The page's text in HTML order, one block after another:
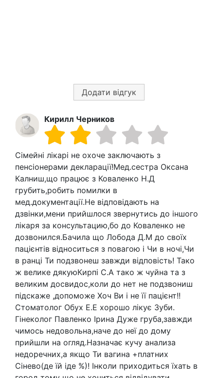
Додати відгук
Кирилл Черников
Сімейні лікарі не охоче заключають з
пенсіонерами декларації!Мед.сестра Оксана
Калниш,що працює з Коваленко Н.Д
грубить,робить помилки в
мед.документації.Не відповідають на
дзвінки,мени прийшлося звернутись до іншого
лікаря за консультацию,бо до Коваленко не
дозвонился.Бачила що Лобода Д.М до своїх
пацієнтів відноситься з повагою і Чи в ночі,Чи
в ранці Ти подзвонеш завжди відповість! Тако
ж велике дякуюКирпі С.А тако ж чуйна та з
великим досвидос,коли до нет не подзвониш
підскаже ,допоможе Хоч Ви і не її пацієнт!!
Стоматолог Обух Е.Е хорошо лікує Зуби.
Гінеколог Павленко Ірина Дуже груба,завжди
чимось недовольна,наче до неї до дому
прийшли на огляд.Назначає кучу анализа
недоречних,а якщо Ти вагина +платних
Сінево(де їй іде %)! Інколи приходиться їхать в